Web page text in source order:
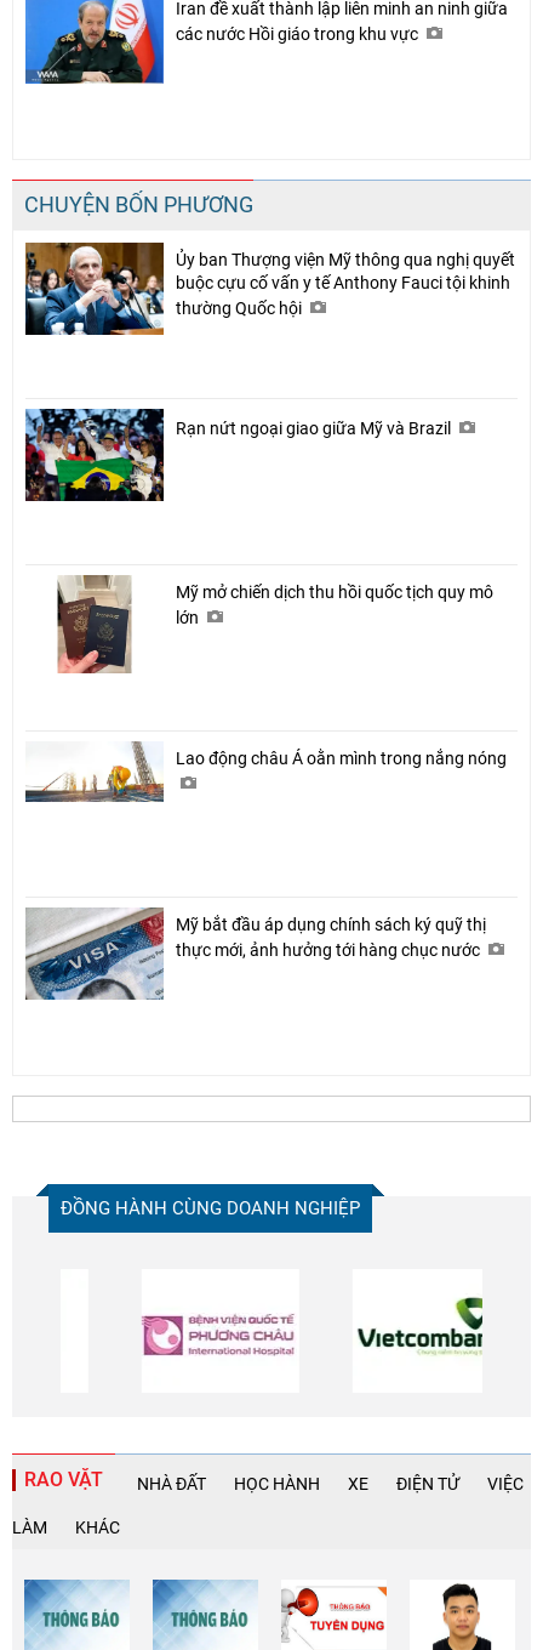
Iran đề xuất thành lập liên minh an ninh giữa
các nước Hồi giáo trong khu vực
CHUYỆN BỐN PHƯƠNG
Ủy ban Thượng viện Mỹ thông qua nghị quyết
buộc cựu cố vấn y tế Anthony Fauci tội khinh
thường Quốc hội
Rạn nứt ngoại giao giữa Mỹ và Brazil
Mỹ mở chiến dịch thu hồi quốc tịch quy mô
lớn
Lao động châu Á oằn mình trong nắng nóng
Mỹ bắt đầu áp dụng chính sách ký quỹ thị
thực mới, ảnh hưởng tới hàng chục nước
ĐỒNG HÀNH CÙNG DOANH NGHIỆP
RAO VẶT NHÀ ĐẤT HỌC HÀNH XE ĐIỆN TỬ VIỆC
LÀM KHÁC